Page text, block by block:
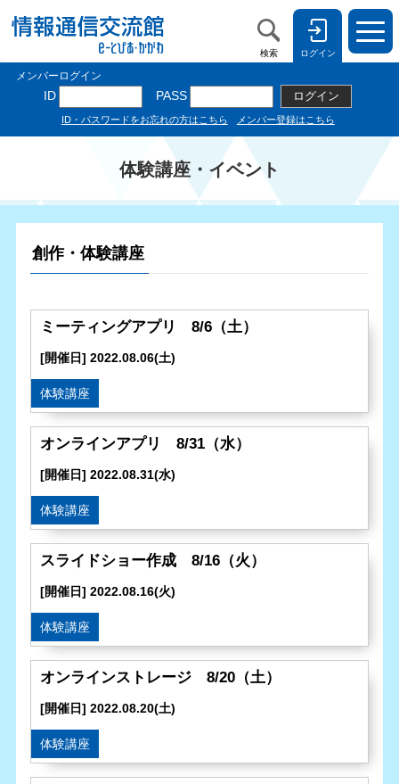
検索 ログイン
体験講座・イベント
創作・体験講座
ミーティングアプリ 8/6（土）
[開催日] 2022.08.06(土)
体験講座
オンラインアプリ 8/31（水）
[開催日] 2022.08.31(水)
体験講座
スライドショー作成 8/16（火）
[開催日] 2022.08.16(火)
体験講座
オンラインストレージ 8/20（土）
[開催日] 2022.08.20(土)
体験講座